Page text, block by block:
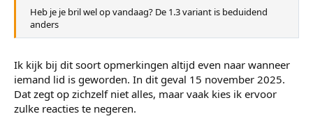
Heb je je bril wel op vandaag? De 1.3 variant is beduidend
anders
Ik kijk bij dit soort opmerkingen altijd even naar wanneer
iemand lid is geworden. In dit geval 15 november 2025.
Dat zegt op zichzelf niet alles, maar vaak kies ik ervoor
zulke reacties te negeren.